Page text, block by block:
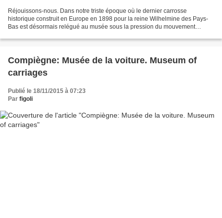
Réjouissons-nous. Dans notre triste époque où le dernier carrosse
historique construit en Europe en 1898 pour la reine Wilhelmine des Pays-
Bas est désormais relégué au musée sous la pression du mouvement
Compiègne: Musée de la voiture. Museum of
carriages
Publié le 18/11/2015 à 07:23
Par figoli